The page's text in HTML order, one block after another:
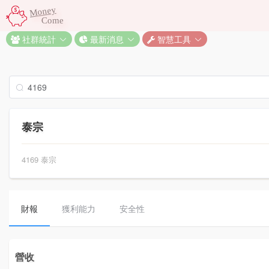
Money
Come
社群統計 最新消息 智慧工具
泰宗
4169 泰宗
財報 獲利能力 安全性
營收